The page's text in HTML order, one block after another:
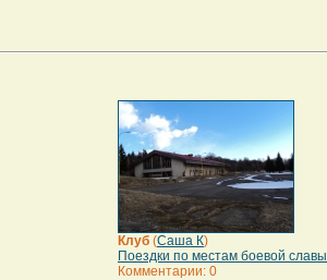
Клуб (Саша К)
Поездки по местам боевой славы
Комментарии: 0